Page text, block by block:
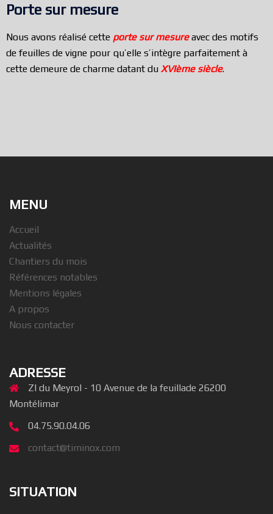
Porte sur mesure
Nous avons réalisé cette porte sur mesureavec des motifs
de feuilles de vigne pour qu’elle s’intègre parfaitement à
cette demeure de charme datant du XVIème siècle.
MENU
Accueil
Actualités
Chantiers du mois
Références notables
Mentions légales
A propos
Nous contacter
ADRESSE
ZI du Meyrol - 10 Avenue de la feuillade 26200
Montélimar
04.75.90.04.06
contact@timinox.com
SITUATION